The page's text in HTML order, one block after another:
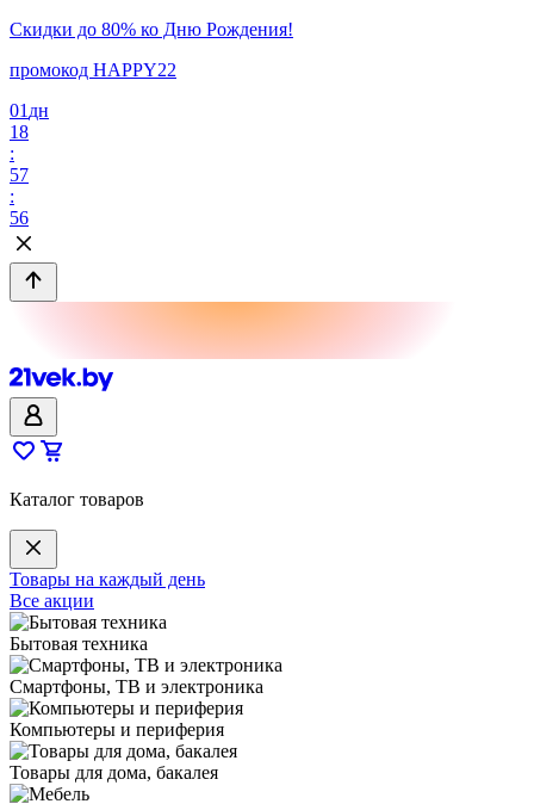
Скидки до 80% ко Дню Рождения!
промокод HAPPY22
01 дн
18
:
57
:
56
Каталог товаров
Товары на каждый день
Все акции
Бытовая техника
Смартфоны, ТВ и электроника
Компьютеры и периферия
Товары для дома, бакалея